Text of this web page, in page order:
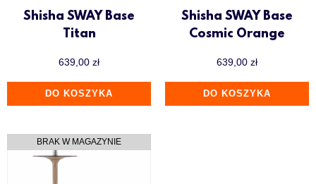
Shisha SWAY Base
Titan
639,00 zł
DO KOSZYKA
Shisha SWAY Base
Cosmic Orange
639,00 zł
DO KOSZYKA